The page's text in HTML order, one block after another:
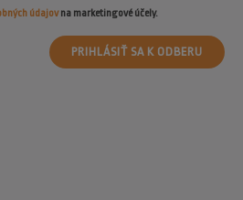
údajovna marketingové účely.
PRIHLÁSIŤ SA K ODBERU